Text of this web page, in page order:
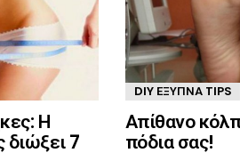
Η
διώξει 7
DIY ΈΞΥΠΝΑ TIPS
Απίθανο
πόδια σας!